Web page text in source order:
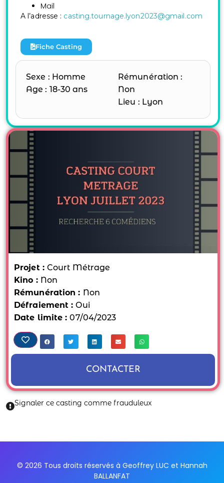
Mail
A l’adresse : casting.tournage.lyon2023@gmail.com
Fiche Casting
Sexe : Homme
Age : 18-30 ans
Rémunération :
Non
Lieu : Lyon
Projet : Court Métrage
Kino : Non
Rémunération : Non
Défraiement :Oui
Date limite :07/04/2023
CONTACTER
Signaler ce casting comme frauduleux
© 2026 Tous droits réservés à Geoffrey LUC et Hannah
BALLANFAT